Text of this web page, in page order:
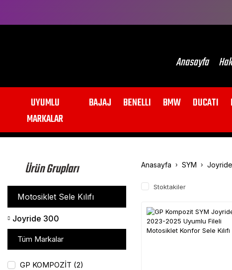
Anasayfa
UYUMLU
MARKALAR
BAJAJ BENELLI BMW DUCATI
Ürün Grupları
Motosiklet Sele Kılıfı
Joyride 300
Tüm Markalar
GP KOMPOZİT (2)
Anasayfa SYM
Stoktakiler